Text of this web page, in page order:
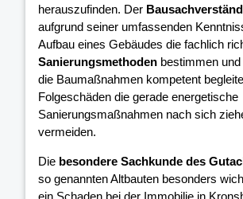
herauszufinden. Der
aufgrund seiner umfassenden
Aufbau eines Gebäudes die fachlich
Sanierungsmethoden bestimmen
die Baumaßnahmen kompetent
Folgeschäden die gerade energetische
Sanierungsmaßnahmen nach sich
vermeiden.
Die besondere Sachkunde des
so genannten Altbauten besonders
ein Schaden bei der Immobilie in